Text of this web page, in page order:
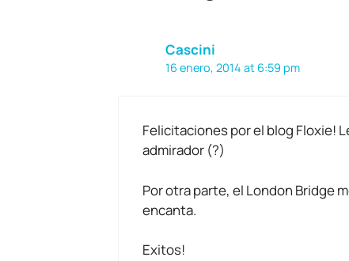
Cascini
16 enero, 2014 at 6:59 pm
Felicitaciones por el blog Floxie!
admirador (?)
Por otra parte, el London Bridge
encanta.
Exitos!